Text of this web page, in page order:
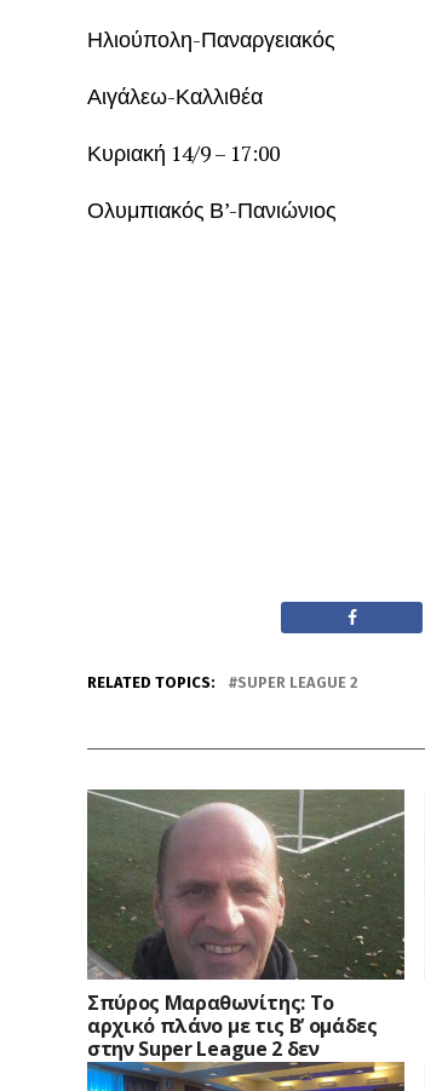
Ηλιούπολη-Παναργειακός
Αιγάλεω-Καλλιθέα
Κυριακή 14/9 – 17:00
Ολυμπιακός Β’-Πανιώνιος
RELATED TOPICS: SUPER LEAGUE 2
Σπύρος Μαραθωνίτης: Το
αρχικό πλάνο με τις Β’ ομάδες
στην Super League 2 δεν
προχώρησε…